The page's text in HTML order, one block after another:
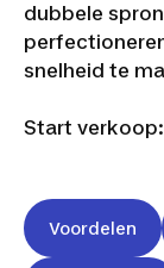
dubbele
snelheid te
Start verkoop:
Voordelen